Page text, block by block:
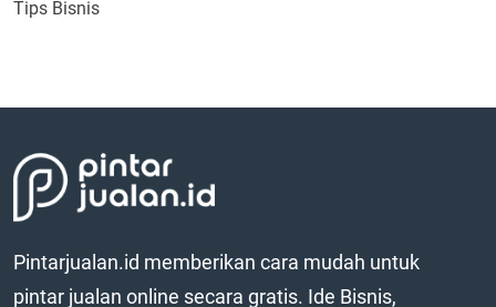
Tips Bisnis
Pintarjualan.id memberikan cara mudah untuk
pintar jualan online secara gratis. Ide Bisnis,